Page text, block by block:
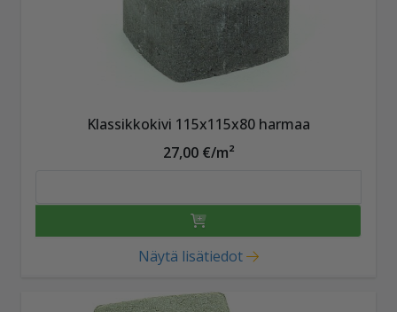
Klassikkokivi 115x115x80 harmaa
27,00 €/m²
Näytä lisätiedot